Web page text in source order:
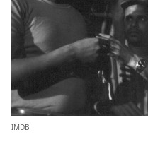
IMDB